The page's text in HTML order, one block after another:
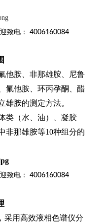
致电： 4006160084
他胺、非那雄胺、尼鲁
氟他胺、环丙孕酮、醋
雄胺的测定方法。
类（水、油）、凝胶
非那雄胺等10种组分的
致电： 4006160084
采用高效液相色谱仪分